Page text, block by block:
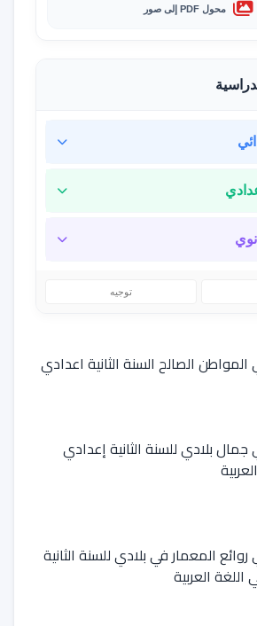
محول PDF إلى صور
توجيه
الصالح السنة الثانية اعدادي
جمال بلادي للسنة الثانية إعدادي
المعمار في بلادي للسنة الثانية
العربية